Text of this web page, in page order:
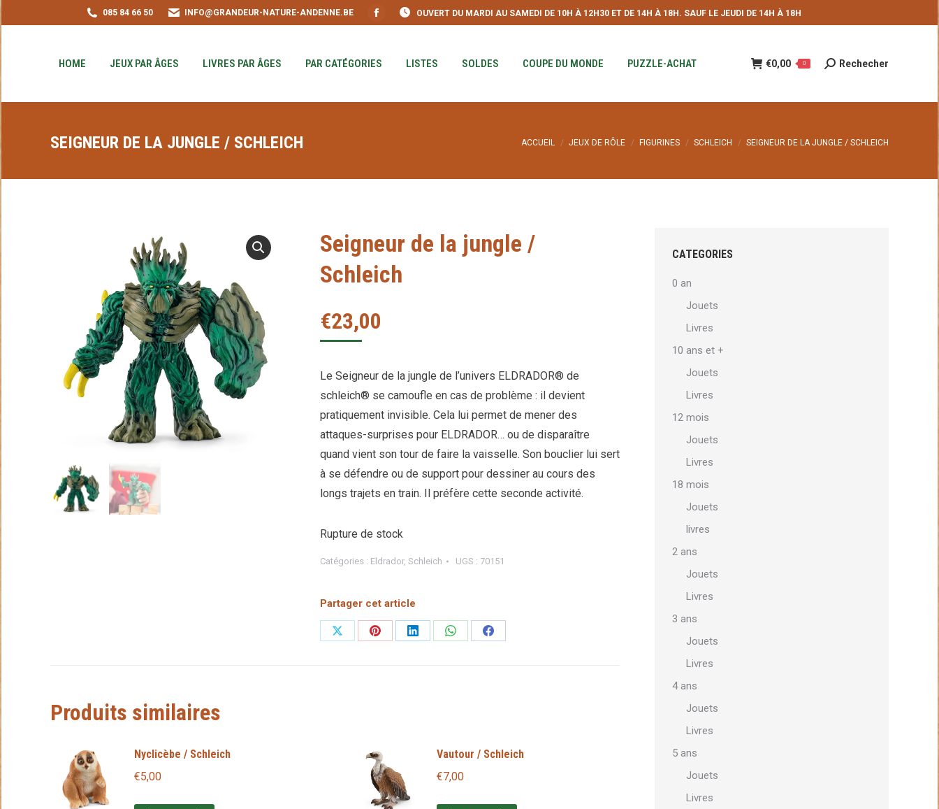
085 84 66 50 INFO@GRANDEUR-NATURE-ANDENNE.BE
Facebook
opens
OUVERT DU MARDI AU SAMEDI DE 10H À 12H30 ET DE 14H À 18H. SAUF LE JEUDI DE 14H À 18H
HOME JEUX PAR ÂGES LIVRES PAR ÂGES PAR CATÉGORIES LISTES SOLDES COUPE DU MONDE PUZZLE-ACHAT €0,00 0
Recherche
Rechecher
SEIGNEUR DE LA JUNGLE / SCHLEICH Vous êtes ici :
ACCUEIL JEUX DE RÔLE FIGURINES SCHLEICH SEIGNEUR DE LA JUNGLE / SCHLEICH
Seigneur de la jungle /
Schleich
€23,00
Le Seigneur de la jungle de l’univers ELDRADOR® de
schleich® se camoufle en cas de problème : il devient
pratiquement invisible. Cela lui permet de mener des
attaques-surprises pour ELDRADOR… ou de disparaître
quand vient son tour de faire la vaisselle. Son bouclier lui sert
à se défendre ou de support pour dessiner au cours des
longs trajets en train. Il préfère cette seconde activité.
Rupture de stock
Catégories : Eldrador, Schleich UGS : 70151
Partager cet article
PartagerPartagerPartagerPartagerPartager
Produits similaires
Nyclicèbe / Schleich
€5,00
Vautour / Schleich
€7,00
CATEGORIES
0 an
Jouets
Livres
10 ans et +
Jouets
Livres
12 mois
Jouets
Livres
18 mois
Jouets
livres
2 ans
Jouets
Livres
3 ans
Jouets
Livres
4 ans
Jouets
Livres
5 ans
Jouets
Livres
HOME JEUX PAR ÂGES LIVRES PAR ÂGES PAR CATÉGORIES LISTES SOLDES COUPE DU MONDE
PUZZLE-ACHAT
: